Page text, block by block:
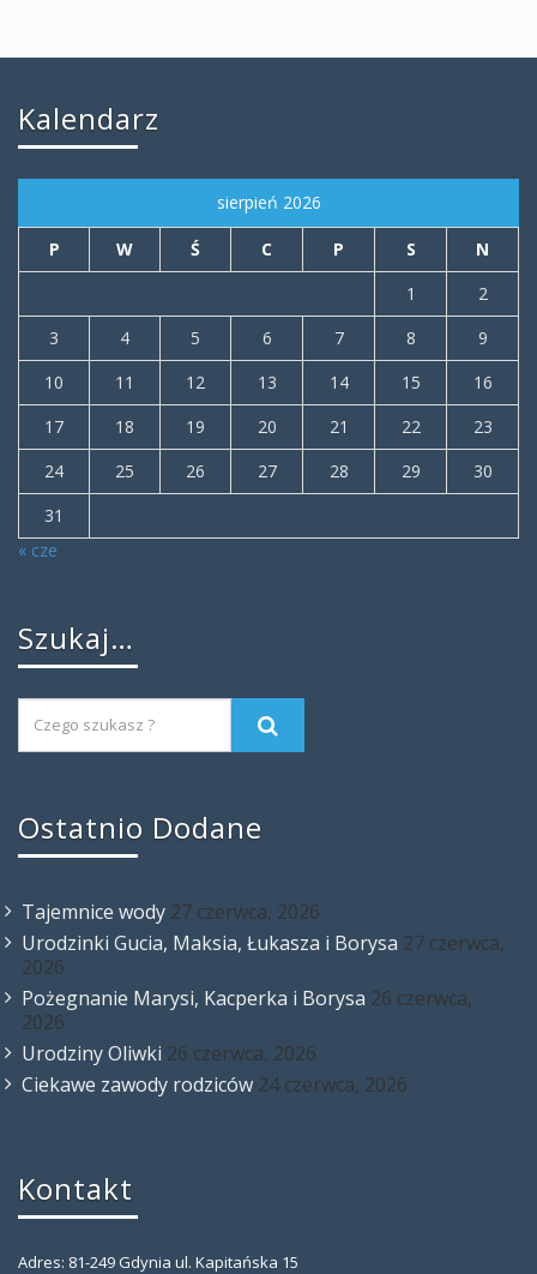
Kalendarz
sierpień 2026
P W Ś C P S
N
1
2
3
4 5 6 7 8
9
10
11 12 13 14 15
16
17
18 19 20 21 22
23
24
25 26 27 28 29
30
31
« cze
Szukaj…
Ostatnio Dodane
Tajemnice wody 27 czerwca, 2026
Urodzinki Gucia, Maksia, Łukasza i Borysa 27 czerwca,
2026
Pożegnanie Marysi, Kacperka i Borysa 26 czerwca,
2026
Urodziny Oliwki 26 czerwca, 2026
Ciekawe zawody rodziców 24 czerwca, 2026
Kontakt
Adres: 81-249 Gdynia ul. Kapitańska 15